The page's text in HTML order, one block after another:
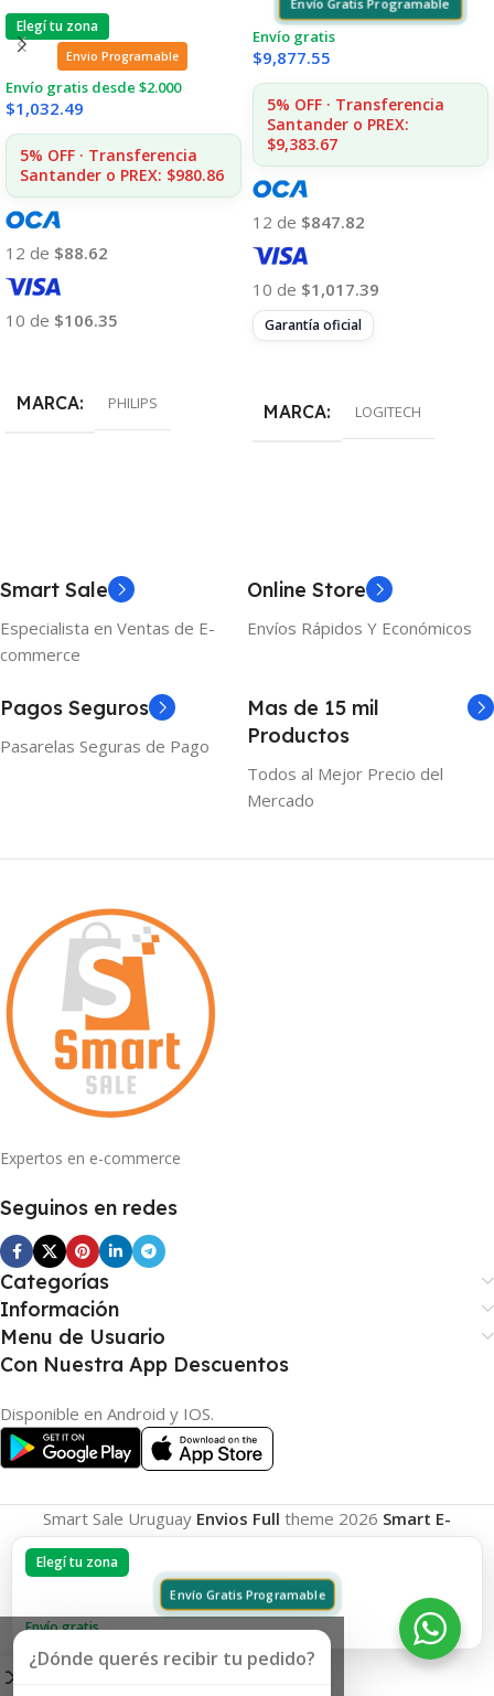
Elegí tu zona
Envío Gratis Programable
Envío gratis
Elegí tu zona
Envio Programable
Envío gratis desde $2.000
$1,032.49
5% OFF · Transferencia
Santander o PREX: $980.86
12 de $88.62
10 de $106.35
MARCA PHILIPS
Envío Gratis Programable
Envío gratis
$9,877.55
5% OFF · Transferencia
Santander o PREX:
$9,383.67
12 de $847.82
10 de $1,017.39
Garantía oficial
MARCA LOGITECH
Smart Sale
Especialista en Ventas de E-
commerce
Online Store
Envíos Rápidos Y Económicos
Pagos Seguros
Pasarelas Seguras de Pago
Mas de 15 mil
Productos
Todos al Mejor Precio del
Mercado
Expertos en e-commerce
Seguinos en redes
Categorías
Información
Menu de Usuario
Con Nuestra App Descuentos
Disponible en Android y IOS.
Smart Sale Uruguay Envios Full theme 2026 Smart E-
¿Dónde querés recibir tu pedido?